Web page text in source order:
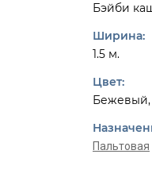
Бэйби
Ширина:
1.5 м.
Цвет:
Пальтовая